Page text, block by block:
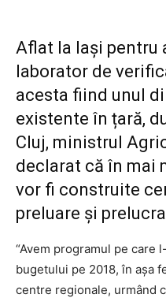
Aflat la Iași pentru
laborator de
acesta fiind unul
existente în țară,
Cluj, ministrul
declarat că în mai
vor fi construite
preluare și
“Avem programul pe care
bugetului pe 2018, în așa
centre regionale, urmând